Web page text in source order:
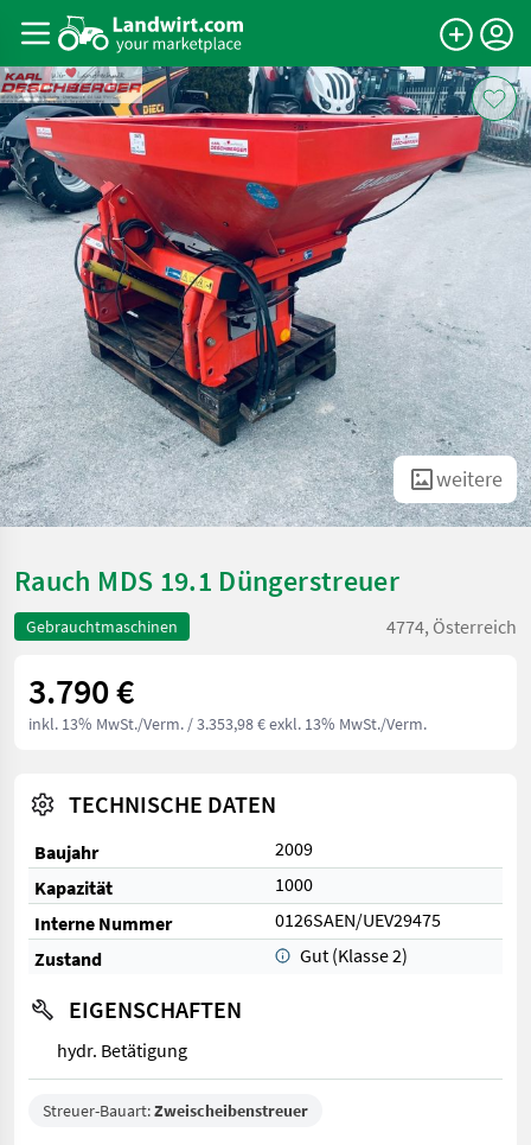
weitere
Rauch MDS 19.1 Düngerstreuer
Gebrauchtmaschinen 4774, Österreich
3.790 €
inkl. 13% MwSt./Verm. / 3.353,98 € exkl. 13% MwSt./Verm.
TECHNISCHE DATEN
Baujahr
2009
Kapazität
1000
Interne Nummer
0126SAEN/UEV29475
Zustand
Gut (Klasse 2)
EIGENSCHAFTEN
hydr. Betätigung
Streuer-Bauart:Zweischeibenstreuer